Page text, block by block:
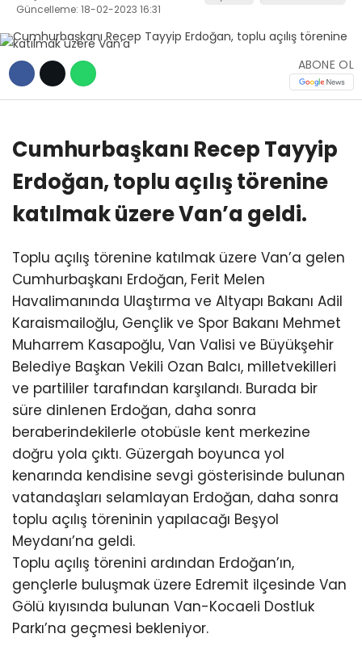
Güncelleme: 18-02-2023 16:31
ABONE OL
Cumhurbaşkanı Recep Tayyip
Erdoğan, toplu açılış törenine
katılmak üzere Van’a geldi.
Toplu açılış törenine katılmak üzere Van’a gelen
Cumhurbaşkanı Erdoğan, Ferit Melen
Havalimanında Ulaştırma ve Altyapı Bakanı Adil
Karaismailoğlu, Gençlik ve Spor Bakanı Mehmet
Muharrem Kasapoğlu, Van Valisi ve Büyükşehir
Belediye Başkan Vekili Ozan Balcı, milletvekilleri
ve partililer tarafından karşılandı. Burada bir
süre dinlenen Erdoğan, daha sonra
beraberindekilerle otobüsle kent merkezine
doğru yola çıktı. Güzergah boyunca yol
kenarında kendisine sevgi gösterisinde bulunan
vatandaşları selamlayan Erdoğan, daha sonra
toplu açılış töreninin yapılacağı Beşyol
Meydanı’na geldi.
Toplu açılış törenini ardından Erdoğan’ın,
gençlerle buluşmak üzere Edremit ilçesinde Van
Gölü kıyısında bulunan Van-Kocaeli Dostluk
Parkı’na geçmesi bekleniyor.